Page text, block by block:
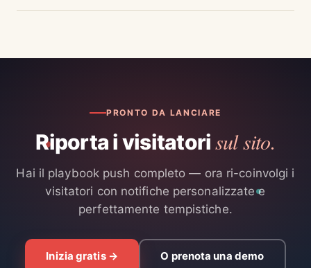
PRONTO DA LANCIARE
Riporta i visitatorisul sito.
Hai il playbook push completo — ora ri-coinvolgi i
visitatori con notifiche personalizzate e
perfettamente tempistiche.
Inizia gratis → O prenota una demo